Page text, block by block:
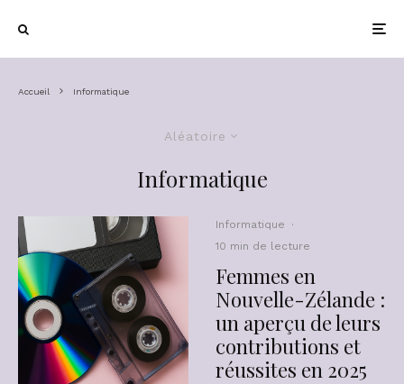
Accueil Informatique
Aléatoire
Informatique
Informatique
·
10 min de lecture
Femmes en
Nouvelle-Zélande :
un aperçu de leurs
contributions et
réussites en 2025